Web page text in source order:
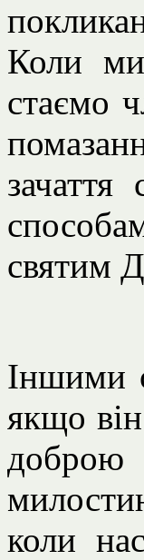
Коли
стаємо
святим
Іншими
якщо
коли